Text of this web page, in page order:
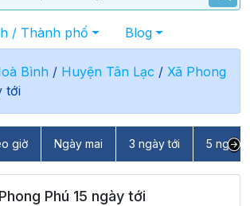
/ Thành phố Blog
Bình / Huyện Tân Lạc / Xã Phong
tới
giờ Ngày mai 3 ngày tới 5 ngày
Phú 15 ngày tới